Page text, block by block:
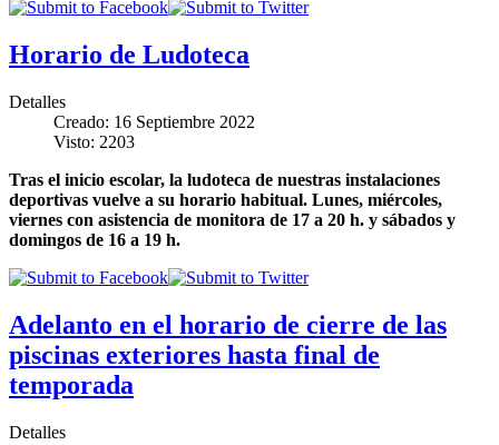
Horario de Ludoteca
Detalles
Creado: 16 Septiembre 2022
Visto: 2203
Tras el inicio escolar, la ludoteca de nuestras instalaciones
deportivas vuelve a su horario habitual. Lunes, miércoles,
viernes con asistencia de monitora de 17 a 20 h. y sábados y
domingos de 16 a 19 h.
Adelanto en el horario de cierre de las
piscinas exteriores hasta final de
temporada
Detalles